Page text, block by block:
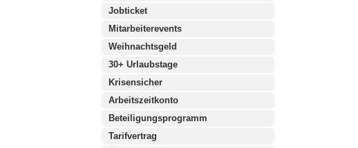
Jobticket
Mitarbeiterevents
Weihnachtsgeld
30+ Urlaubstage
Krisensicher
Arbeitszeitkonto
Beteiligungsprogramm
Tarifvertrag